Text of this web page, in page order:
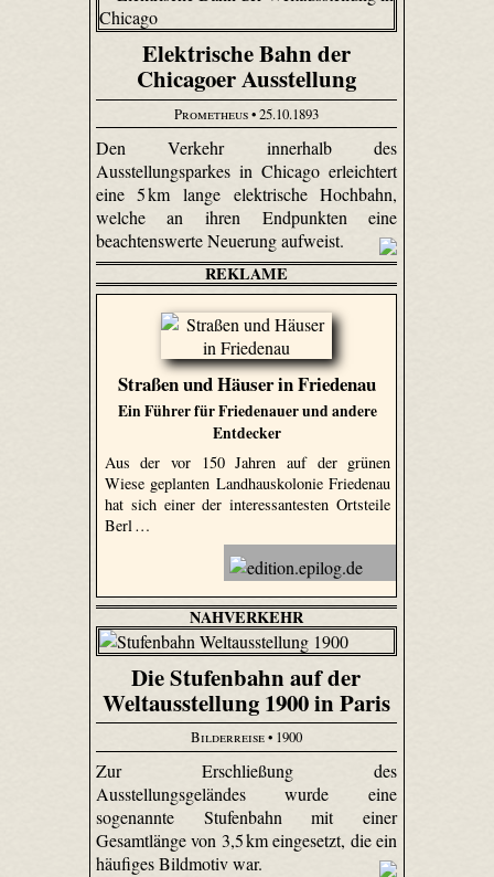
Elektrische Bahn der
Chicagoer Ausstellung
Prometheus• 25.10.1893
Den Verkehr innerhalb des
Ausstellungsparkes in Chicago erleichtert
eine 5 km lange elektrische Hochbahn,
welche an ihren Endpunkten eine
beachtenswerte Neuerung aufweist.
REKLAME
Straßen und Häuser in Friedenau
Ein Führer für Friedenauer und andere
Entdecker
Aus der vor 150 Jahren auf der grünen
Wiese geplanten Landhauskolonie Friedenau
hat sich einer der interessantesten Ortsteile
Berl …
NAHVERKEHR
Die Stufenbahn auf der
Weltausstellung 1900 in Paris
Bilderreise• 1900
Zur Erschließung des
Ausstellungsgeländes wurde eine
sogenannte Stufenbahn mit einer
Gesamtlänge von 3,5 km eingesetzt, die ein
häufiges Bildmotiv war.